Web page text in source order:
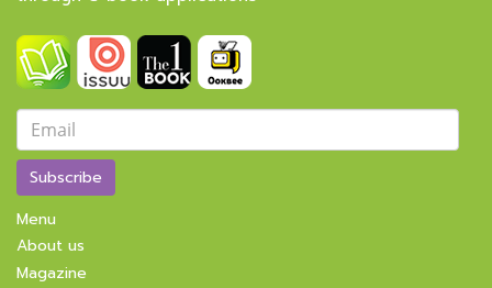
Subscribe
Menu
About us
Magazine